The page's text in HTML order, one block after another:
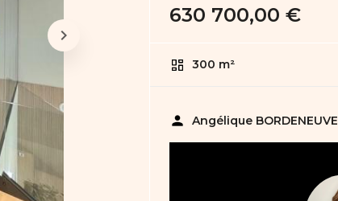
630 700,00 €
300 m²
person Angélique BORDENEUVE